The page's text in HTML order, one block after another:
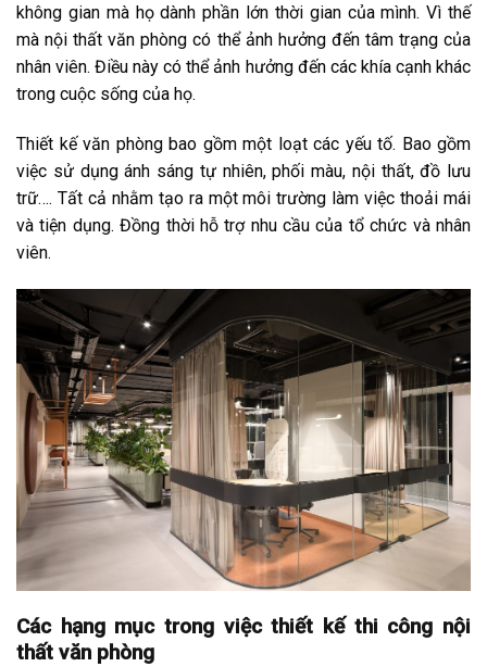
không gian mà họ dành phần lớn thời gian của mình. Vì thế
mà nội thất văn phòng có thể ảnh hưởng đến tâm trạng của
nhân viên. Điều này có thể ảnh hưởng đến các khía cạnh khác
trong cuộc sống của họ.
Thiết kế văn phòng bao gồm một loạt các yếu tố. Bao gồm
việc sử dụng ánh sáng tự nhiên, phối màu, nội thất, đồ lưu
trữ…. Tất cả nhằm tạo ra một môi trường làm việc thoải mái
và tiện dụng. Đồng thời hỗ trợ nhu cầu của tổ chức và nhân
viên.
Các hạng mục trong việc thiết kế thi công nội
thất văn phòng